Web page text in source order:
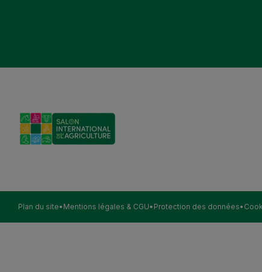
Plan du site Mentions légales & CGU Protection des données